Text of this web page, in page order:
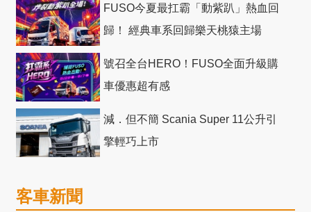
FUSO今夏最扛霸「動紫趴」熱血回
歸！ 經典車系回歸樂天桃猿主場
號召全台HERO！FUSO全面升級購
車優惠超有感
減．但不簡 Scania Super 11公升引
擎輕巧上市
客車新聞